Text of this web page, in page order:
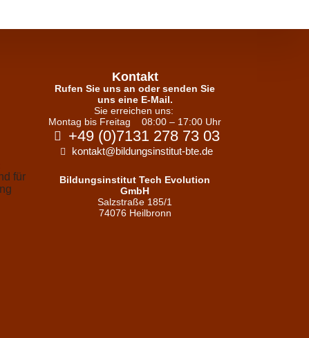
Kontakt
Rufen Sie uns an oder senden Sie
uns eine E-Mail.
Sie erreichen uns:
Montag bis Freitag 08:00 – 17:00 Uhr
+49 (0)7131 278 73 03
kontakt@bildungsinstitut-bte.de
Bildungsinstitut Tech Evolution
GmbH
Salzstraße 185/1
74076 Heilbronn